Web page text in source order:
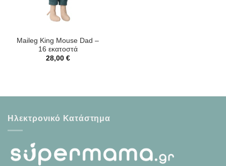
Maileg King Mouse Dad –
16 εκατοστά
28,00 €
Ηλεκτρονικό Κατάστημα